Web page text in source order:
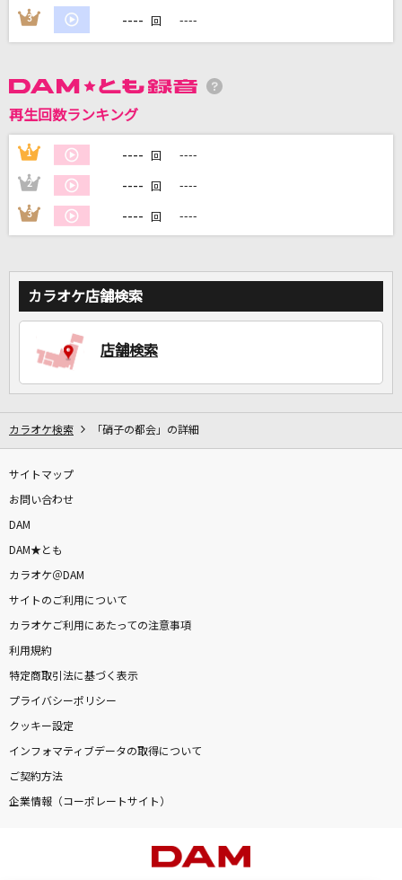
カラオケ最新情報をチェック！
3 ---- 回 ----
再生回数ランキング
1 ---- 回 ----
2 ---- 回 ----
3 ---- 回 ----
カラオケ店舗検索
店舗検索
カラオケ検索 「硝子の都会」の詳細
サイトマップ
お問い合わせ
DAM
DAM★とも
カラオケ＠DAM
サイトのご利用について
カラオケご利用にあたっての注意事項
利用規約
特定商取引法に基づく表示
プライバシーポリシー
クッキー設定
インフォマティブデータの取得について
ご契約方法
企業情報（コーポレートサイト）